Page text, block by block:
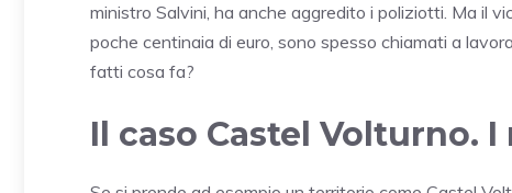
ministro Salvini, ha anche aggredito i poliziotti. Ma il
poche centinaia di euro, sono spesso chiamati a
fatti cosa fa?
Il caso Castel Volturno.